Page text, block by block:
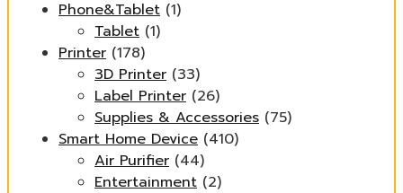
Phone&Tablet (1)
Tablet (1)
Printer (178)
3D Printer (33)
Label Printer (26)
Supplies & Accessories (75)
Smart Home Device (410)
Air Purifier (44)
Entertainment (2)